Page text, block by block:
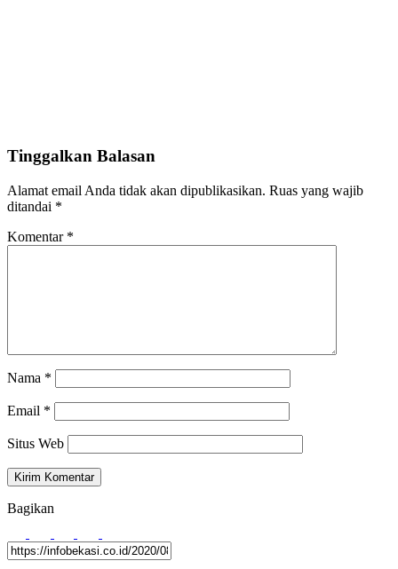
Tinggalkan Balasan
Alamat email Anda tidak akan dipublikasikan. Ruas yang wajib
ditandai *
Komentar *
Nama *
Email *
Situs Web
Bagikan